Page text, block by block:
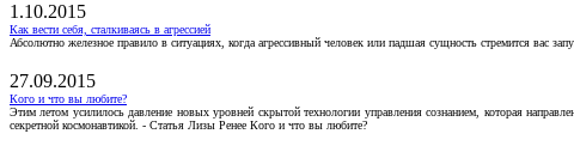
1.10.2015
Как вести себя, сталкиваясь в агрессией
Абсолютно железное правило в ситуациях, когда агрессивный человек или падшая сущность стремится вас
27.09.2015
Кого и что вы любите?
Этим летом усилилось давление новых уровней скрытой технологии управления сознанием, которая
секретной космонавтикой. - Статья Лизы Ренее Кого и что вы любите?